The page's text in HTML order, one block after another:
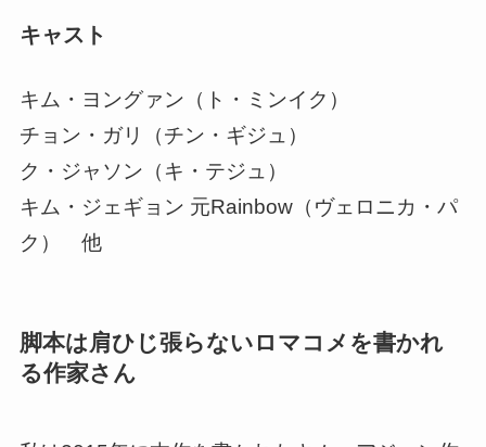
キャスト
キム・ヨングァン（ト・ミンイク）
チョン・ガリ（チン・ギジュ）
ク・ジャソン（キ・テジュ）
キム・ジェギョン 元Rainbow（ヴェロニカ・パ
ク） 他
脚本は肩ひじ張らないロマコメを書かれ
る作家さん